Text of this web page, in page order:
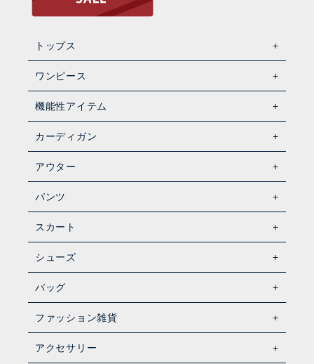
トップス
ワンピース
機能性アイテム
カーディガン
アウター
パンツ
スカート
シューズ
バッグ
ファッション雑貨
アクセサリー